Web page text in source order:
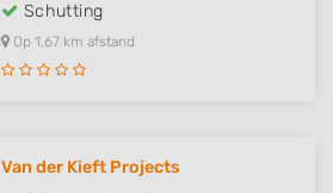
Schutting
Op 1,67 km afstand
Van der Kieft Projects